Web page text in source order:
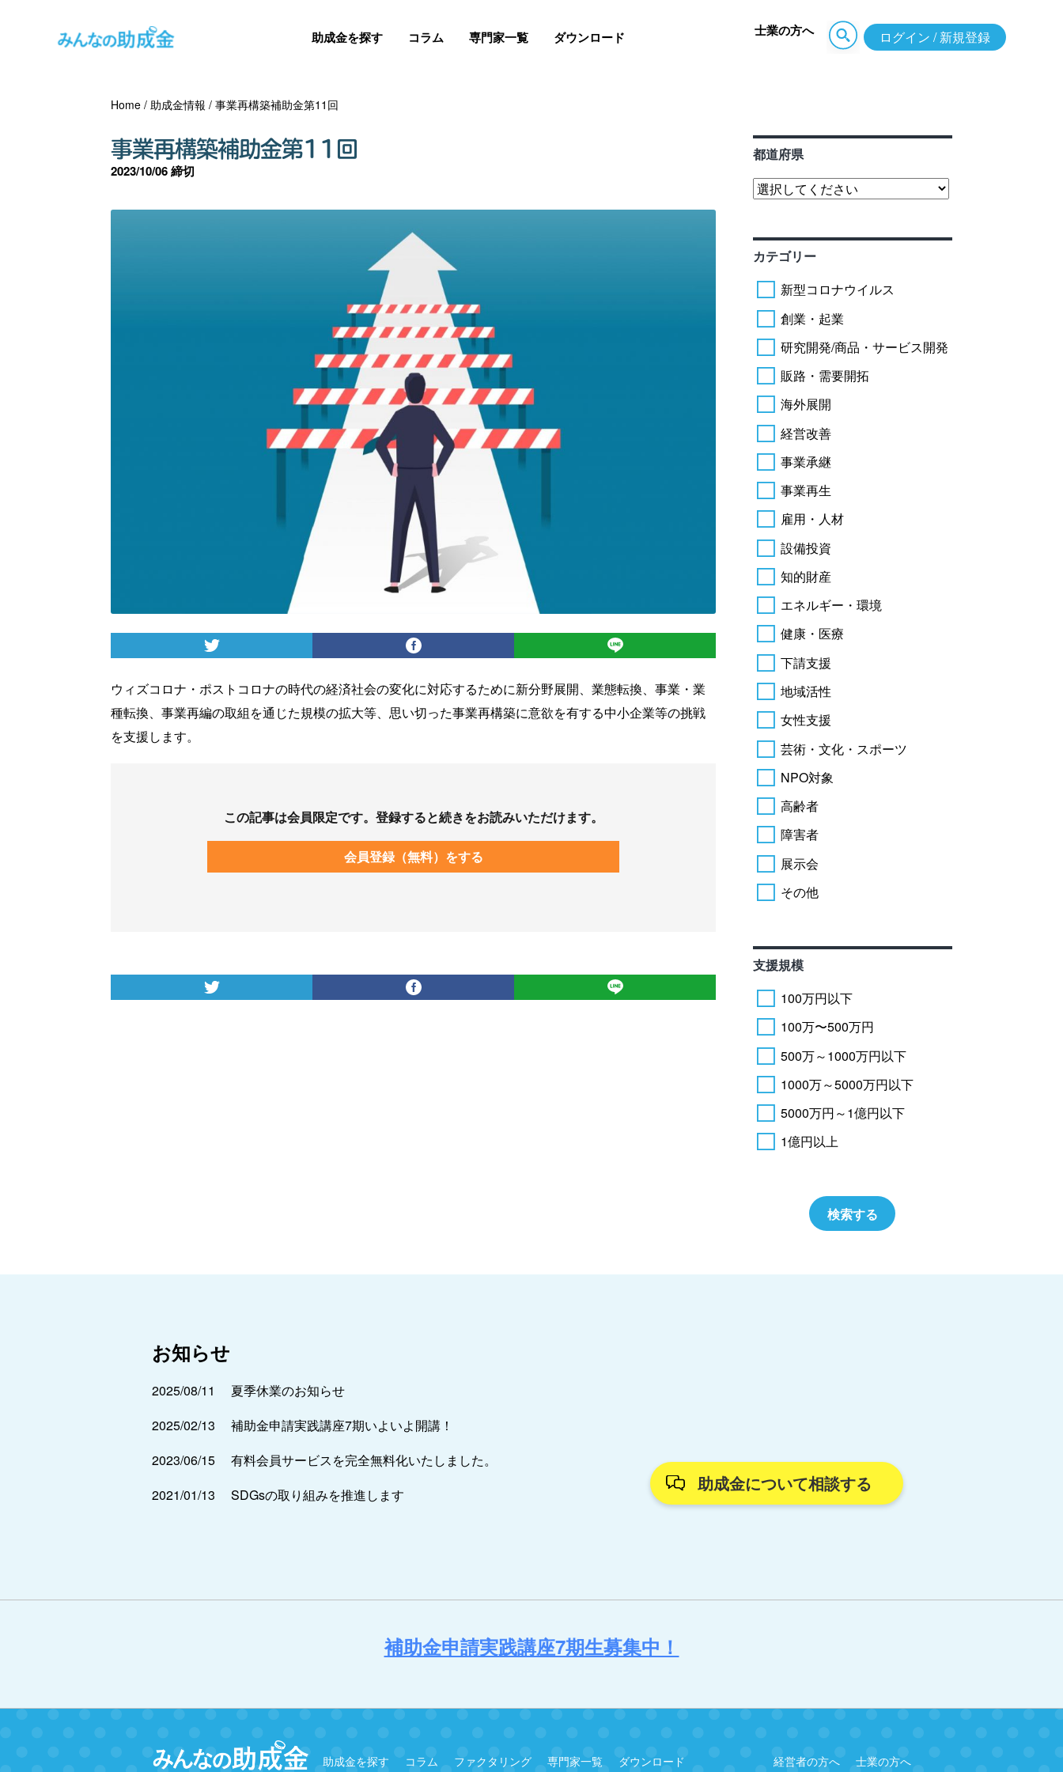
助成金を探す コラム 専門家一覧 ダウンロード 士業の方へ ログイン / 新規登録
Home /助成金情報 /事業再構築補助金第11回
事業再構築補助金第11回
2023/10/06 締切
ウィズコロナ・ポストコロナの時代の経済社会の変化に対応するために新分野展開、業態転換、事業・業
種転換、事業再編の取組を通じた規模の拡大等、思い切った事業再構築に意欲を有する中小企業等の挑戦
を支援します。
この記事は会員限定です。登録すると続きをお読みいただけます。
会員登録（無料）をする
都道府県
カテゴリー
新型コロナウイルス
創業・起業
研究開発/商品・サービス開発
販路・需要開拓
海外展開
経営改善
事業承継
事業再生
雇用・人材
設備投資
知的財産
エネルギー・環境
健康・医療
下請支援
地域活性
女性支援
芸術・文化・スポーツ
NPO対象
高齢者
障害者
展示会
その他
支援規模
100万円以下
100万〜500万円
500万～1000万円以下
1000万～5000万円以下
5000万円～1億円以下
1億円以上
お知らせ
2025/08/11
夏季休業のお知らせ
2025/02/13
補助金申請実践講座7期いよいよ開講！
2023/06/15
有料会員サービスを完全無料化いたしました。
2021/01/13
SDGsの取り組みを推進します
助成金について相談する
補助金申請実践講座7期生募集中！
助成金を探す コラム ファクタリング 専門家一覧 ダウンロード 経営者の方へ 士業の方へ